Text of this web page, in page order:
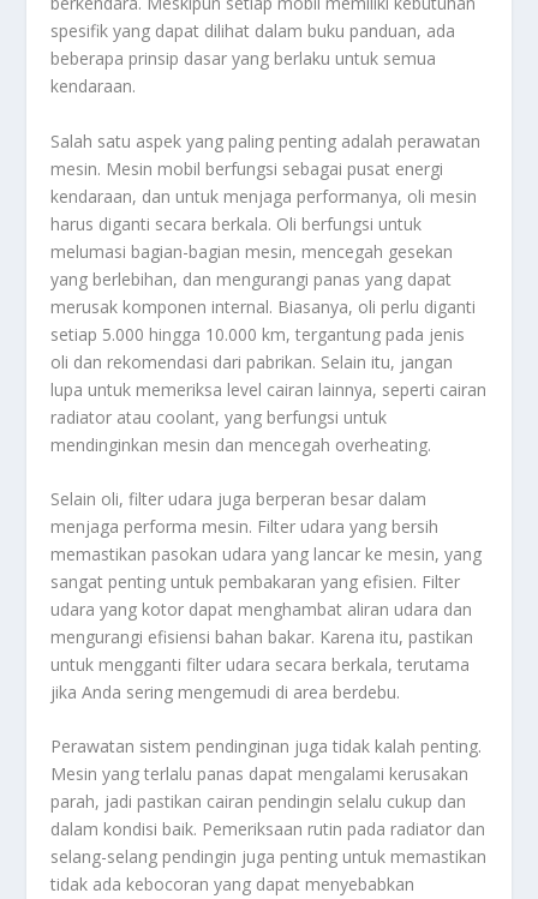
spesifik yang dapat dilihat dalam buku panduan, ada
beberapa prinsip dasar yang berlaku untuk semua
kendaraan.
Salah satu aspek yang paling penting adalah perawatan
mesin. Mesin mobil berfungsi sebagai pusat energi
kendaraan, dan untuk menjaga performanya, oli mesin
harus diganti secara berkala. Oli berfungsi untuk
melumasi bagian-bagian mesin, mencegah gesekan
yang berlebihan, dan mengurangi panas yang dapat
merusak komponen internal. Biasanya, oli perlu diganti
setiap 5.000 hingga 10.000 km, tergantung pada jenis
oli dan rekomendasi dari pabrikan. Selain itu, jangan
lupa untuk memeriksa level cairan lainnya, seperti cairan
radiator atau coolant, yang berfungsi untuk
mendinginkan mesin dan mencegah overheating.
Selain oli, filter udara juga berperan besar dalam
menjaga performa mesin. Filter udara yang bersih
memastikan pasokan udara yang lancar ke mesin, yang
sangat penting untuk pembakaran yang efisien. Filter
udara yang kotor dapat menghambat aliran udara dan
mengurangi efisiensi bahan bakar. Karena itu, pastikan
untuk mengganti filter udara secara berkala, terutama
jika Anda sering mengemudi di area berdebu.
Perawatan sistem pendinginan juga tidak kalah penting.
Mesin yang terlalu panas dapat mengalami kerusakan
parah, jadi pastikan cairan pendingin selalu cukup dan
dalam kondisi baik. Pemeriksaan rutin pada radiator dan
selang-selang pendingin juga penting untuk memastikan
tidak ada kebocoran yang dapat menyebabkan